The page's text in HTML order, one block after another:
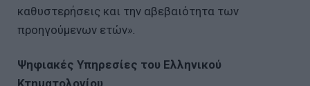
καθυστερήσεις και την αβεβαιότητα των
προηγούμενων ετών».
Ψηφιακές Υπηρεσίες του Ελληνικού
Κτηματολογίου